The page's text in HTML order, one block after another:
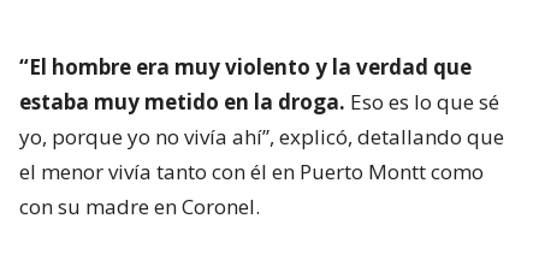
“El hombre era muy violento y la verdad que
estaba muy metido en la droga. Eso es lo que sé
yo, porque yo no vivía ahí”, explicó, detallando que
el menor vivía tanto con él en Puerto Montt como
con su madre en Coronel.